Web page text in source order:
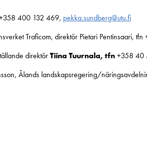
400 132 469, pekka.sundberg@utu.fi
Traficom, direktör Pietari Pentinsaari,
direktörTiina Tuurnala, tfn+358 40
Ålands landskapsregering/